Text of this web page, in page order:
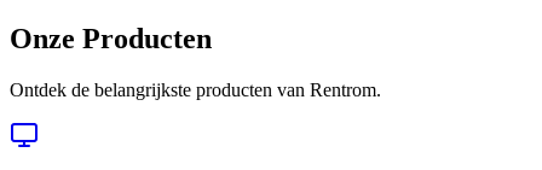
Onze Producten
Ontdek de belangrijkste producten van Rentrom.